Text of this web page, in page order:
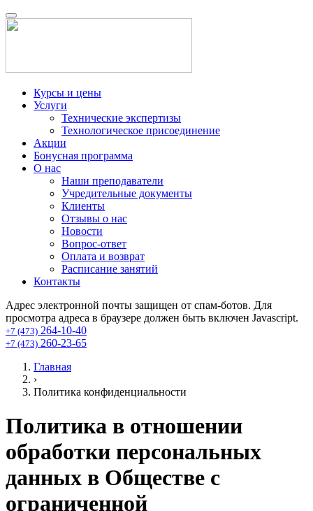
Курсы и цены
Услуги
Технические экспертизы
Технологическое присоединение
Акции
Бонусная программа
О нас
Наши преподаватели
Учредительные документы
Клиенты
Отзывы о нас
Новости
Вопрос-ответ
Оплата и возврат
Расписание занятий
Контакты
Адрес электронной почты защищен от спам-ботов. Для
просмотра адреса в браузере должен быть включен Javascript.
+7 (473) 264-10-40
+7 (473) 260-23-65
Главная
›
Политика конфиденциальности
Политика в отношении
обработки персональных
данных в Обществе с
ограниченной